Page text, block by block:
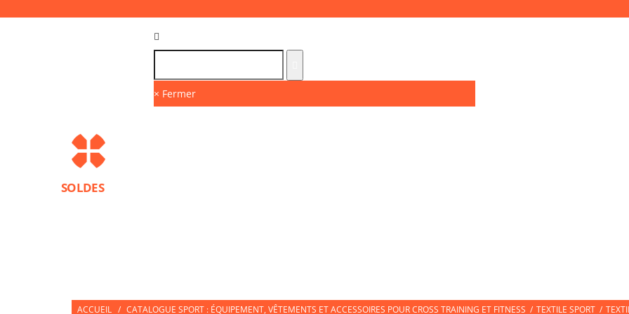
× Fermer
SOLDES
ACCUEIL / CATALOGUE SPORT : ÉQUIPEMENT, VÊTEMENTS ET ACCESSOIRES POUR CROSS TRAINING ET FITNESS / TEXTILE SPORT /